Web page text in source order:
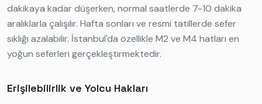
dakikaya kadar düşerken, normal saatlerde 7-10 dakika
aralıklarla çalışılır. Hafta sonları ve resmi tatillerde sefer
sıklığı azalabilir. İstanbul'da özellikle M2 ve M4 hatları en
yoğun seferleri gerçekleştirmektedir.
Erişilebilirlik ve Yolcu Hakları